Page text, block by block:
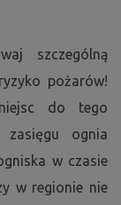
szczególną
pożarów!
do tego
ognia
w czasie
w regionie nie